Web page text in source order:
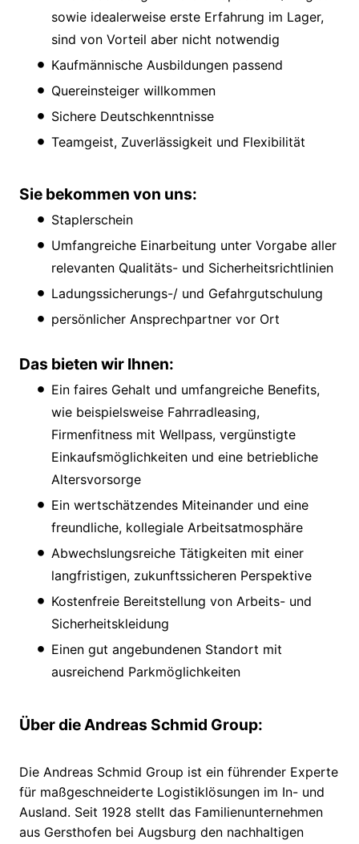
sowie idealerweise erste Erfahrung im Lager,
sind von Vorteil aber nicht notwendig
Kaufmännische Ausbildungen passend
Quereinsteiger willkommen
Sichere Deutschkenntnisse
Teamgeist, Zuverlässigkeit und Flexibilität
Sie bekommen von uns:
Staplerschein
Umfangreiche Einarbeitung unter Vorgabe aller
relevanten Qualitäts- und Sicherheitsrichtlinien
Ladungssicherungs-/ und Gefahrgutschulung
persönlicher Ansprechpartner vor Ort
Das bieten wir Ihnen:
Ein faires Gehalt und umfangreiche Benefits,
wie beispielsweise Fahrradleasing,
Firmenfitness mit Wellpass, vergünstigte
Einkaufsmöglichkeiten und eine betriebliche
Altersvorsorge
Ein wertschätzendes Miteinander und eine
freundliche, kollegiale Arbeitsatmosphäre
Abwechslungsreiche Tätigkeiten mit einer
langfristigen, zukunftssicheren Perspektive
Kostenfreie Bereitstellung von Arbeits- und
Sicherheitskleidung
Einen gut angebundenen Standort mit
ausreichend Parkmöglichkeiten
Über die Andreas Schmid Group:
Die Andreas Schmid Group ist ein führender Experte
für maßgeschneiderte Logistiklösungen im In- und
Ausland. Seit 1928 stellt das Familienunternehmen
aus Gersthofen bei Augsburg den nachhaltigen